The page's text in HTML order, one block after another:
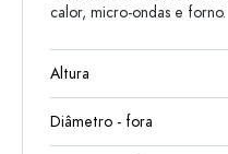
calor, micro-ondas e forno.
Altura
Diâmetro - fora